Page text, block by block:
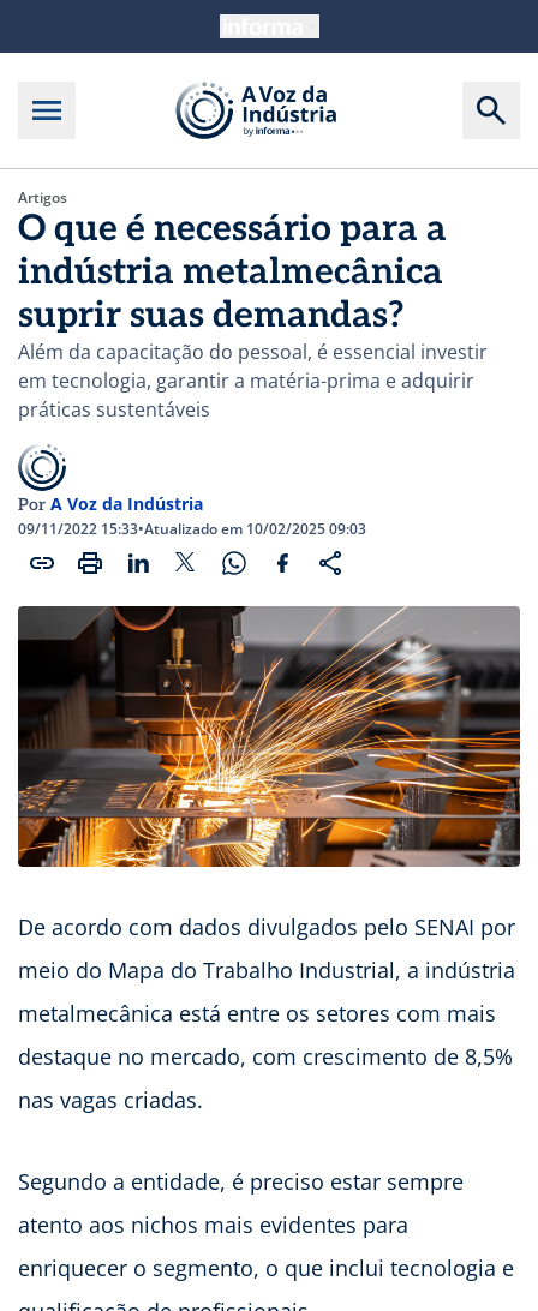
Artigos
O que é necessário para a
indústria metalmecânica
suprir suas demandas?
Além da capacitação do pessoal, é essencial investir
em tecnologia, garantir a matéria-prima e adquirir
práticas sustentáveis
Por A Voz da Indústria
09/11/2022 15:33•Atualizado em 10/02/2025 09:03
De acordo com dados divulgados pelo SENAI por
meio do Mapa do Trabalho Industrial, a indústria
metalmecânica está entre os setores com mais
destaque no mercado, com crescimento de 8,5%
nas vagas criadas.
Segundo a entidade, é preciso estar sempre
atento aos nichos mais evidentes para
enriquecer o segmento, o que inclui tecnologia e